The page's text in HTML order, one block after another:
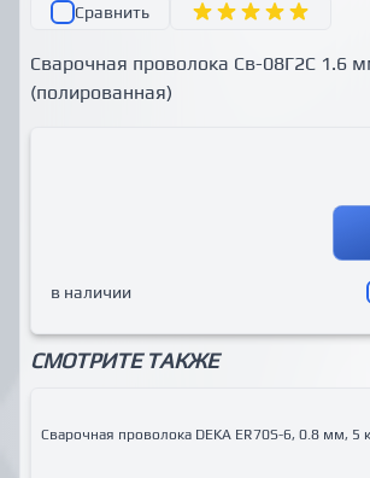
Сравнить
Сварочная проволока Св-08Г2С 1.6
(полированная)
в наличии
СМОТРИТЕ ТАКЖЕ
Сварочная проволока DEKA ER70S-6, 0.8 мм, 5